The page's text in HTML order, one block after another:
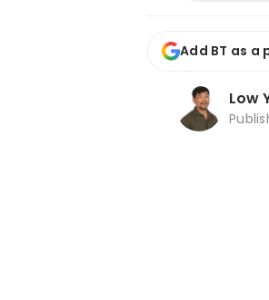
Add BT as a
Low